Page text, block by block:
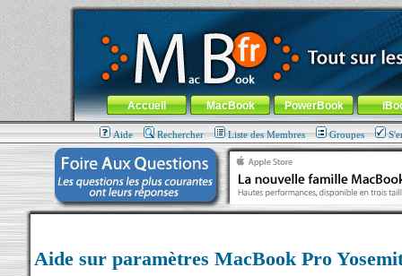
MacBook-fr.com : 100% Apple... 100% nomade !
Aller au contenu-Aller au menu général-Aller au menu de
Menu général
Accueil MacBook PowerBook
Aide Rechercher Liste des Membres Groupes
Aide sur paramètres MacBook Pro